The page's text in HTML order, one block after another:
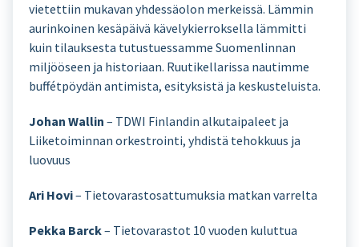
vietettiin mukavan yhdessäolon merkeissä. Lämmin
aurinkoinen kesäpäivä kävelykierroksella lämmitti
kuin tilauksesta tutustuessamme Suomenlinnan
miljööseen ja historiaan. Ruutikellarissa nautimme
buffétpöydän antimista, esityksistä ja keskusteluista.
Johan Wallin – TDWI Finlandin alkutaipaleet ja
Liiketoiminnan orkestrointi, yhdistä tehokkuus ja
luovuus
Ari Hovi– Tietovarastosattumuksia matkan varrelta
Pekka Barck– Tietovarastot 10 vuoden kuluttua